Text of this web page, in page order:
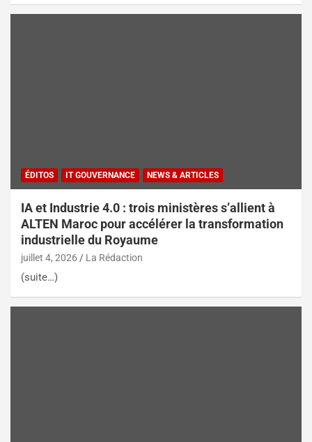
ÉDITOS IT GOUVERNANCE NEWS & ARTICLES
IA et Industrie 4.0 : trois ministères s’allient à
ALTEN Maroc pour accélérer la transformation
industrielle du Royaume
juillet 4, 2026 La Rédaction
(suite…)